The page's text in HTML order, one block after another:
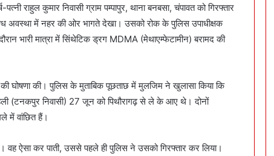
राहुल कुमार निवासी ग्राम पम्पापुर, थाना बनबसा, चंपावत को गिरफ्तार
अवस्था में नहर की ओर भागते देखा। उसको रोक के पुलिस उपाधीक्षक
भारी मात्रा में सिंथेटिक ड्रग MDMA (मेथाएम्फेटामीन) बरामद की
की। पुलिस के मुताबिक पूछताछ में मुलजिम ने खुलासा किया कि
(टनकपुर निवासी) 27 जून को पिथौरागढ़ से ले के आए थे। दोनों
में वांछित हैं।
वह ऐसा कर पाती, उससे पहले ही पुलिस ने उसको गिरफ्तार कर लिया।